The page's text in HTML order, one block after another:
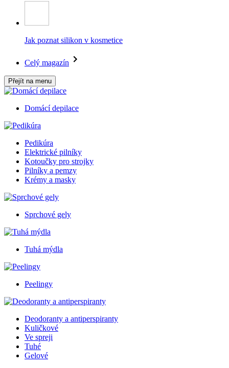
Jak poznat silikon v kosmetice
Celý magazín
Přejít na menu
Domácí depilace
Pedikúra
Elektrické pilníky
Kotoučky pro strojky
Pilníky a pemzy
Krémy a masky
Sprchové gely
Tuhá mýdla
Peelingy
Deodoranty a antiperspiranty
Kuličkové
Ve spreji
Tuhé
Gelové